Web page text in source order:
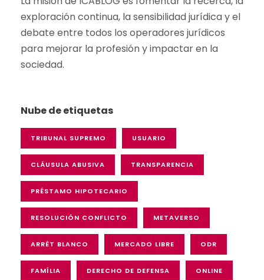
exploracióncontinua, lasensibilidadjurídica y el
debate entre todos los operadores jurídicos
para mejorar la profesiónyimpactar en la
sociedad.
Nube de etiquetas
TRIBUNAL SUPREMO USUARIO
CLÁUSULA ABUSIVA TRANSPARENCIA
PRÉSTAMO HIPOTECARIO
RESOLUCIÓN CONFLICTO METAVERSO
ARRÊT BLANCO MERCADO LIBRE ODR
FAMÍLIA DERECHO DE DEFENSA ONLINE